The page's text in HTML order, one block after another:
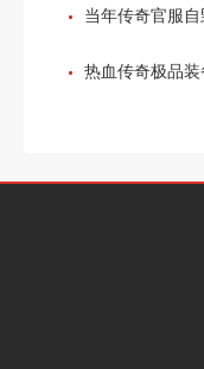
当年传奇官服
热血传奇极品